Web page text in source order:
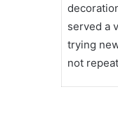
served a
trying
not